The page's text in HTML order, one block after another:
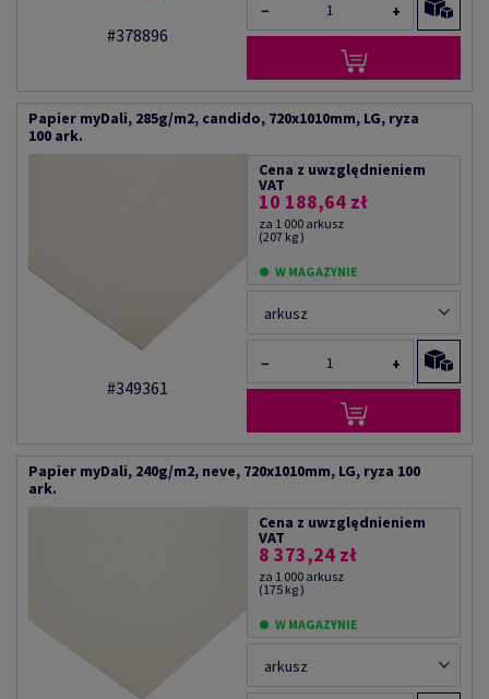
#378896
− +
Papier myDali, 285g/m2, candido, 720x1010mm, LG, ryza
100 ark.
#349361
Cena z uwzględnieniem
VAT
10 188,64 zł
za 1 000 arkusz
(207 kg )
W MAGAZYNIE
arkusz
− +
Papier myDali, 240g/m2, neve, 720x1010mm, LG, ryza 100
ark.
Cena z uwzględnieniem
VAT
8 373,24 zł
za 1 000 arkusz
(175 kg )
W MAGAZYNIE
arkusz